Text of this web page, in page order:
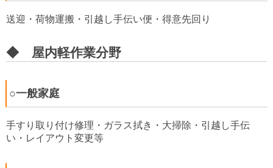
送迎・荷物運搬・引越し手伝い便・得意先回り
◆ 屋内軽作業分野
○一般家庭
手すり取り付け修理・ガラス拭き・大掃除・引越し手伝
い・レイアウト変更等